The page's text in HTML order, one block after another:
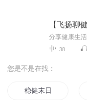
38
您是不是在找：
稳健末日